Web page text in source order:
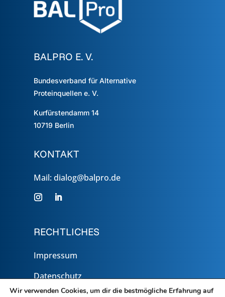
BALPRO E. V.
Bundesverband für Alternative
Proteinquellen e. V.
Kurfürstendamm 14
10719 Berlin
KONTAKT
Mail: dialog@balpro.de
RECHTLICHES
Impressum
Datenschutz
Wir verwenden Cookies, um dir die bestmögliche Erfahrung auf